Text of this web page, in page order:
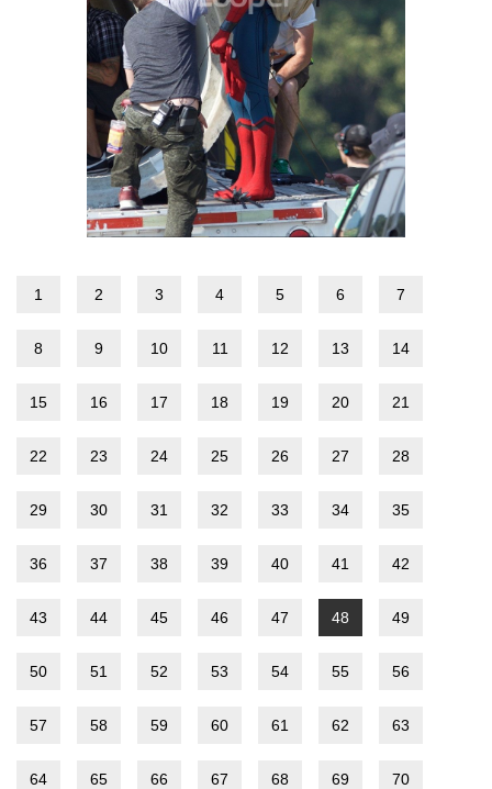
1 2 3 4 5 6 7
8 9 10 11 12 13 14
15 16 17 18 19 20 21
22 23 24 25 26 27 28
29 30 31 32 33 34 35
36 37 38 39 40 41 42
43 44 45 46 47 48 49
50 51 52 53 54 55 56
57 58 59 60 61 62 63
64 65 66 67 68 69 70